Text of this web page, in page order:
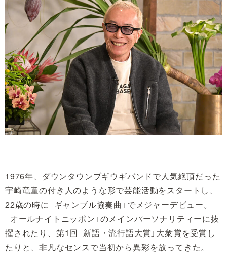
1976年、ダウンタウンブギウギバンドで人気絶頂だった
宇崎竜童の付き人のような形で芸能活動をスタートし、
22歳の時に「ギャンブル協奏曲」でメジャーデビュー。
「オールナイトニッポン」のメインパーソナリティーに抜
擢されたり、第1回「新語・流行語大賞」大衆賞を受賞し
たりと、非凡なセンスで当初から異彩を放ってきた。